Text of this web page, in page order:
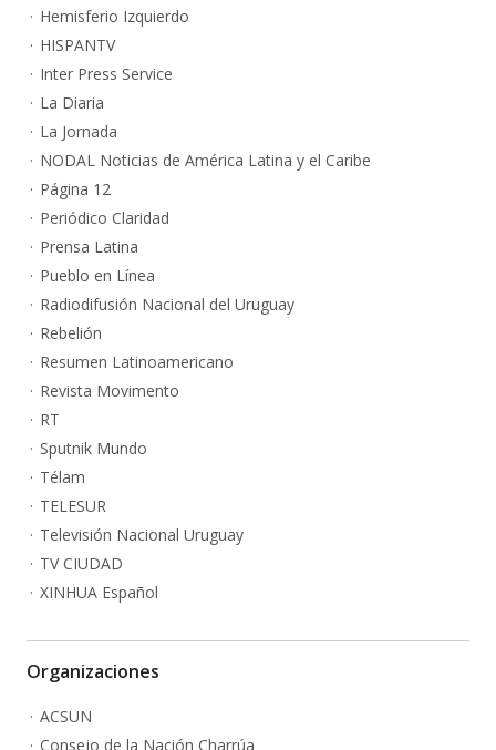
Hemisferio Izquierdo
HISPANTV
Inter Press Service
La Diaria
La Jornada
NODAL Noticias de América Latina y el Caribe
Página 12
Periódico Claridad
Prensa Latina
Pueblo en Línea
Radiodifusión Nacional del Uruguay
Rebelión
Resumen Latinoamericano
Revista Movimento
RT
Sputnik Mundo
Télam
TELESUR
Televisión Nacional Uruguay
TV CIUDAD
XINHUA Español
Organizaciones
ACSUN
Consejo de la Nación Charrúa